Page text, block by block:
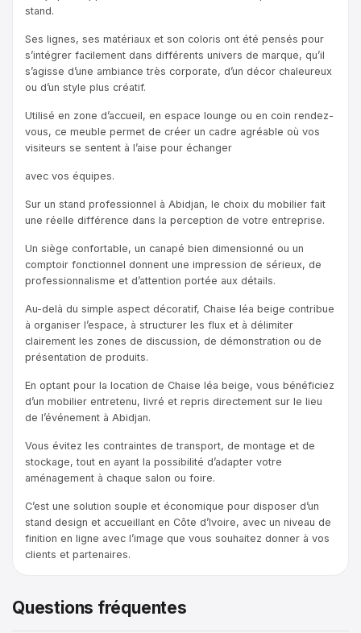
stand.
Ses lignes, ses matériaux et son coloris ont été pensés pour
s’intégrer facilement dans différents univers de marque, qu’il
s’agisse d’une ambiance très corporate, d’un décor chaleureux
ou d’un style plus créatif.
Utilisé en zone d’accueil, en espace lounge ou en coin rendez-
vous, ce meuble permet de créer un cadre agréable où vos
visiteurs se sentent à l’aise pour échanger
avec vos équipes.
Sur un stand professionnel à Abidjan, le choix du mobilier fait
une réelle différence dans la perception de votre entreprise.
Un siège confortable, un canapé bien dimensionné ou un
comptoir fonctionnel donnent une impression de sérieux, de
professionnalisme et d’attention portée aux détails.
Au-delà du simple aspect décoratif, Chaise léa beige contribue
à organiser l’espace, à structurer les flux et à délimiter
clairement les zones de discussion, de démonstration ou de
présentation de produits.
En optant pour la location de Chaise léa beige, vous bénéficiez
d’un mobilier entretenu, livré et repris directement sur le lieu
de l’événement à Abidjan.
Vous évitez les contraintes de transport, de montage et de
stockage, tout en ayant la possibilité d’adapter votre
aménagement à chaque salon ou foire.
C’est une solution souple et économique pour disposer d’un
stand design et accueillant en Côte d’Ivoire, avec un niveau de
finition en ligne avec l’image que vous souhaitez donner à vos
clients et partenaires.
Questions fréquentes